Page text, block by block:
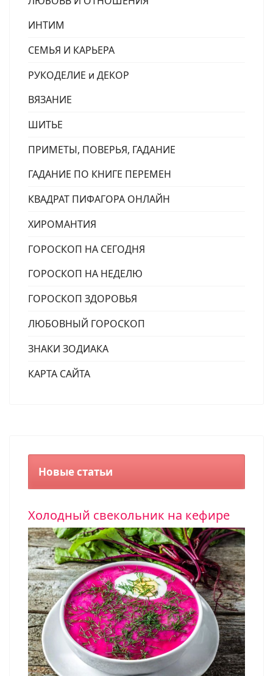
ИНТИМ
СЕМЬЯ И КАРЬЕРА
РУКОДЕЛИЕ и ДЕКОР
ВЯЗАНИЕ
ШИТЬЕ
ПРИМЕТЫ, ПОВЕРЬЯ, ГАДАНИЕ
ГАДАНИЕ ПО КНИГЕ ПЕРЕМЕН
КВАДРАТ ПИФАГОРА ОНЛАЙН
ХИРОМАНТИЯ
ГОРОСКОП НА СЕГОДНЯ
ГОРОСКОП НА НЕДЕЛЮ
ГОРОСКОП ЗДОРОВЬЯ
ЛЮБОВНЫЙ ГОРОСКОП
ЗНАКИ ЗОДИАКА
КАРТА САЙТА
Новые статьи
Холодный свекольник на кефире